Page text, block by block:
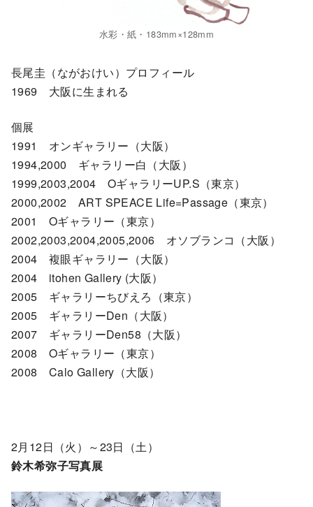
水彩・紙・183mm×128mm
長尾圭（ながおけい）プロフィール
1969 大阪に生まれる
個展
1991 オンギャラリー（大阪）
1994,2000 ギャラリー白（大阪）
1999,2003,2004 OギャラリーUP.S（東京）
2000,2002 ART SPEACE Life=Passage（東京）
2001 Oギャラリー（東京）
2002,2003,2004,2005,2006 オソブランコ（大阪）
2004 複眼ギャラリー（大阪）
2004 itohen Gallery (大阪）
2005 ギャラリーちびえろ（東京）
2005 ギャラリーDen（大阪）
2007 ギャラリーDen58（大阪）
2008 Oギャラリー（東京）
2008 Calo Gallery（大阪）
2月12日（火）～23日（土）
鈴木希弥子写真展